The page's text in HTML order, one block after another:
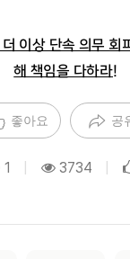
이상 단속 의무 회
해 책임을 다하라!
좋아요 공
1 3734